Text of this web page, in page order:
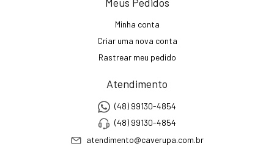
Minha conta
Criar uma nova conta
Rastrear meu pedido
Atendimento
(48) 99130-4854
(48) 99130-4854
atendimento@caverupa.com.br